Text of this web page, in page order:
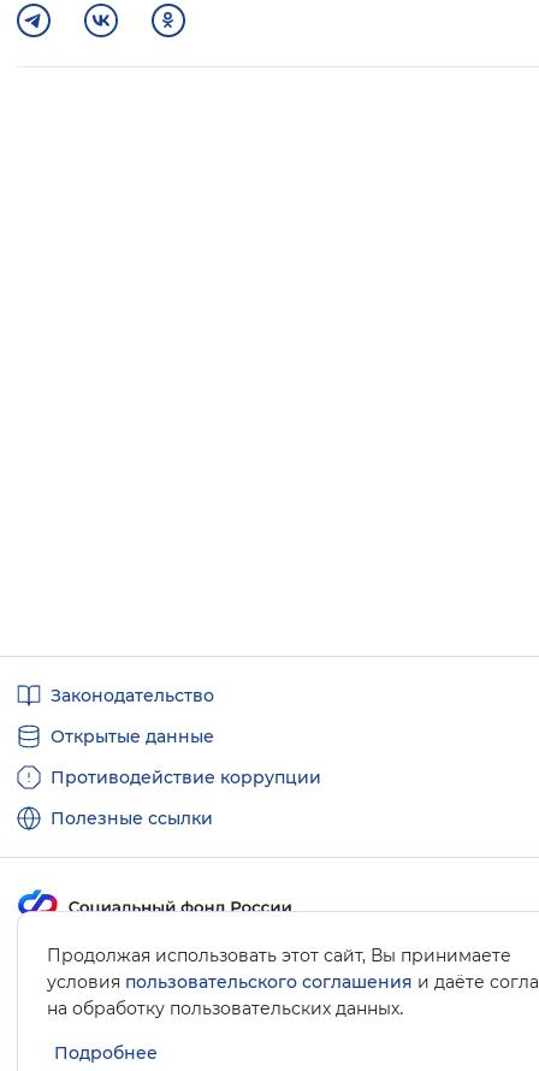
Продолжая использовать этот сайт, Вы принимаете
условия пользовательского соглашения и даёте
на обработку пользовательских данных.
Подробнее
ссылкиЗаконодательство
Открытые данные
Противодействие коррупции
Полезные ссылки
Карта сайта